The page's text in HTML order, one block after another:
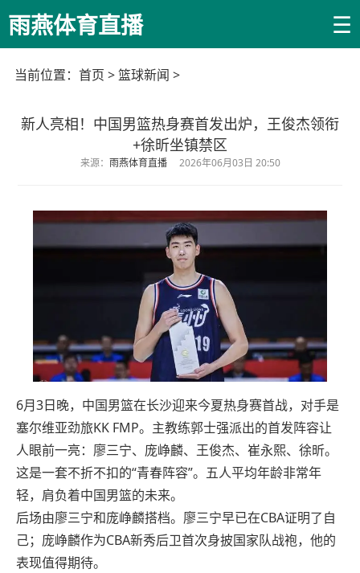
雨燕体育直播 ☰
当前位置： 首页 >篮球新闻 >
新人亮相！中国男篮热身赛首发出炉，王俊杰领衔
+徐昕坐镇禁区
来源： 雨燕体育直播 2026年06月03日 20:50
6月3日晚，中国男篮在长沙迎来今夏热身赛首战，对手是
塞尔维亚劲旅KK FMP。主教练郭士强派出的首发阵容让
人眼前一亮：廖三宁、庞峥麟、王俊杰、崔永熙、徐昕。
这是一套不折不扣的“青春阵容”。五人平均年龄非常年
轻，肩负着中国男篮的未来。
后场由廖三宁和庞峥麟搭档。廖三宁早已在CBA证明了自
己；庞峥麟作为CBA新秀后卫首次身披国家队战袍，他的
表现值得期待。